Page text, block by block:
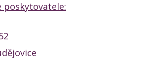
poskytovatele: